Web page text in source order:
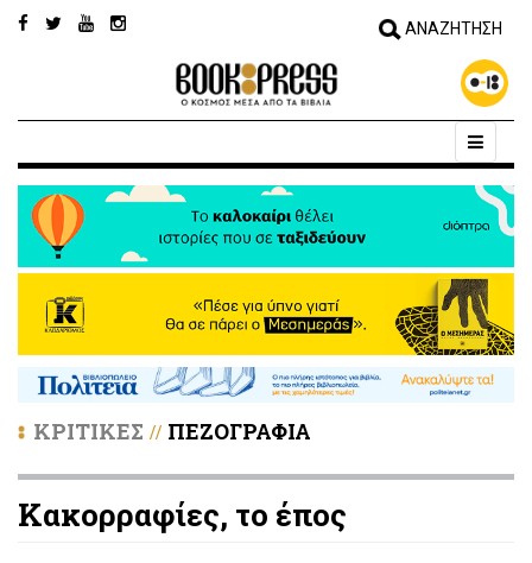
ΚΡΙΤΙΚΕΣ // ΠΕΖΟΓΡΑΦΙΑ
Κακορραφίες, το έπος